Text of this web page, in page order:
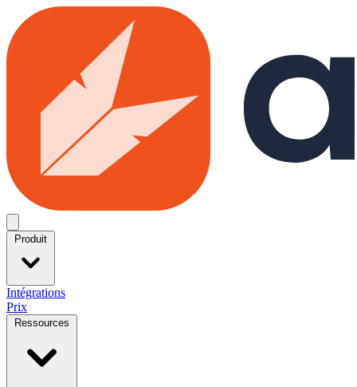
Skip to main content
Produit
Intégrations
Prix
Ressources